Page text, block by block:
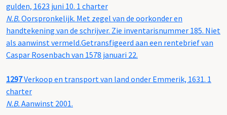
gulden, 1623 juni 10. 1 charter
N.B. Oorspronkelijk. Met zegel van de oorkonder en
handtekening van de schrijver. Zie inventarisnummer 185. Niet
als aanwinst vermeld.Getransfigeerd aan een rentebrief van
Caspar Rosenbach van 1578 januari 22.
1297Verkoop en transport van land onder Emmerik, 1631. 1
charter
N.B. Aanwinst 2001.